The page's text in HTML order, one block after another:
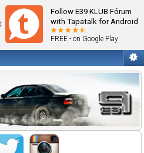
Follow E39 KLUB Fórum
with Tapatalk for Android
FREE - on Google Play